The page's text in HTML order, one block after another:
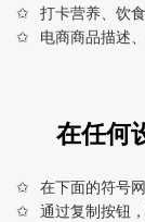
打卡营养、饮
电商商品描述
在任何
在下面的符号
通过复制按钮